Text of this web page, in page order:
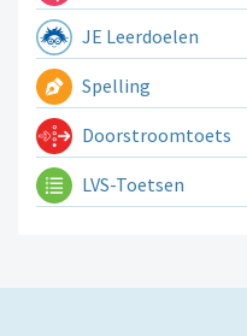
JE Leerdoelen
Spelling
Doorstroomtoets
LVS-Toetsen